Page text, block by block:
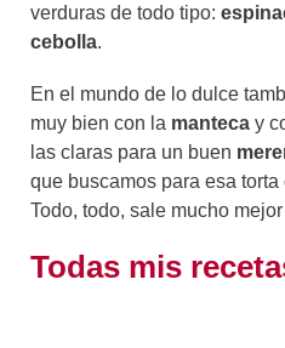
verduras de todo tipo:
cebolla.
En el mundo de lo dulce
muy bien con la manteca y
las claras para un buen
que buscamos para esa
Todo, todo, sale mucho
Todas mis